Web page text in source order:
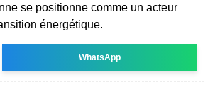
se positionne comme un acteur
énergétique.
WhatsApp